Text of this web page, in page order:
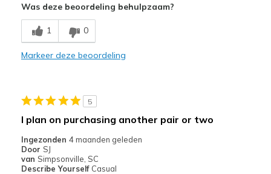
Breathe Well
Stylish
Sizing
Feels true to size
View On Shoes
I'm Really Into Shoes
Was deze beoordeling behulpzaam?
1 0
Markeer deze beoordeling
5
I plan on purchasing another pair or two
Ingezonden 4 maanden geleden
Door SJ
van Simpsonville, SC
Describe Yourself Casual